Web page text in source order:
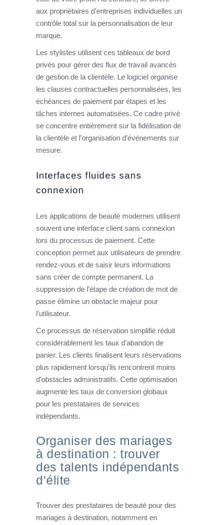
aux propriétaires d’entreprises individuelles un
contrôle total sur la personnalisation de leur
marque.
Les stylistes utilisent ces tableaux de bord
privés pour gérer des flux de travail avancés
de gestion de la clientèle. Le logiciel organise
les clauses contractuelles personnalisées, les
échéances de paiement par étapes et les
tâches internes automatisées. Ce cadre privé
se concentre entièrement sur la fidélisation de
la clientèle et l’organisation d’événements sur
mesure.
Interfaces fluides sans
connexion
Les applications de beauté modernes utilisent
souvent une interface client sans connexion
lors du processus de paiement. Cette
conception permet aux utilisateurs de prendre
rendez-vous et de saisir leurs informations
sans créer de compte permanent. La
suppression de l’étape de création de mot de
passe élimine un obstacle majeur pour
l’utilisateur.
Ce processus de réservation simplifié réduit
considérablement les taux d’abandon de
panier. Les clients finalisent leurs réservations
plus rapidement lorsqu’ils rencontrent moins
d’obstacles administratifs. Cette optimisation
augmente les taux de conversion globaux
pour les prestataires de services
indépendants.
Organiser des mariages
à destination : trouver
des talents indépendants
d’élite
Trouver des prestataires de beauté pour des
mariages à destination, notamment en